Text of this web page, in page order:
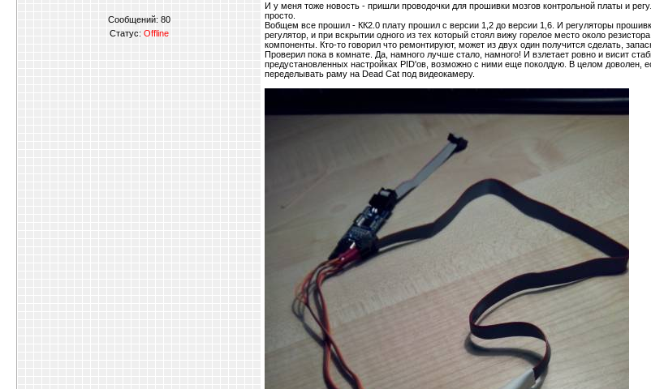
Сообщений: 80
Статус: Offline
И у меня тоже новость - пришли проводочки для прошивки мозгов контрольной платы и
просто.
Вобщем все прошил - КК2.0 плату прошил с версии 1,2 до версии 1,6. И регуляторы
регулятор, и при вскрытии одного из тех который стоял вижу горелое место около
компоненты. Кто-то говорил что ремонтируют, может из двух один получится сделать,
Проверил пока в комнате. Да, намного лучше стало, намного! И взлетает ровно и висит
предустановленных настройках PID'ов, возможно с ними еще поколдую. В целом доволен,
переделывать раму на Dead Cat под видеокамеру.